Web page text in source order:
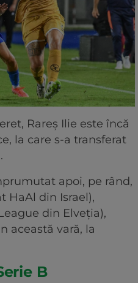
Rareș Ilie este încă
la care s-a transferat
apoi, pe rând,
HaAl din Israel),
din Elveția),
această vară, la
B